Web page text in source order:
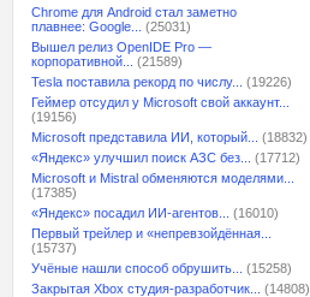
Chrome для Android стал заметно
плавнее: Google...
(25031)
Вышел релиз OpenIDE Pro —
корпоративной...
(21589)
Tesla поставила рекорд по числу...
(19226)
Геймер отсудил у Microsoft свой аккаунт...
(19156)
Microsoft представила ИИ, который...
(18832)
«Яндекс» улучшил поиск АЗС без...
(17712)
Microsoft и Mistral обменяются моделями...
(17385)
«Яндекс» посадил ИИ-агентов...
(16010)
Первый трейлер и «непревзойдённая...
(15737)
Учёные нашли способ обрушить...
(15258)
Закрытая Xbox студия-разработчик...
(14808)